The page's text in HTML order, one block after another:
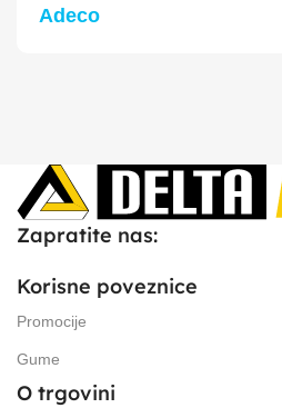
Adeco
Zapratite nas:
Korisne poveznice
Promocije
Gume
O trgovini